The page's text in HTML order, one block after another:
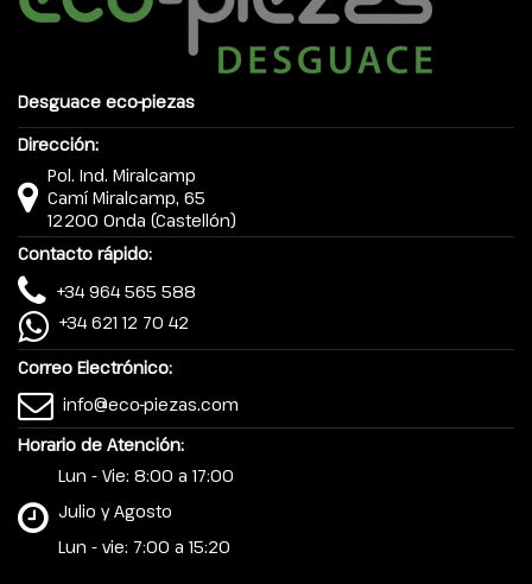
Desguace eco-piezas
Dirección:
Pol. Ind. Miralcamp
Camí Miralcamp, 65
12200 Onda (Castellón)
Contacto rápido:
+34 964 565 588
+34 621 12 70 42
Correo Electrónico:
info@eco-piezas.com
Horario de Atención:
Lun - Vie: 8:00 a 17:00
Julio y Agosto
Lun - vie: 7:00 a 15:20